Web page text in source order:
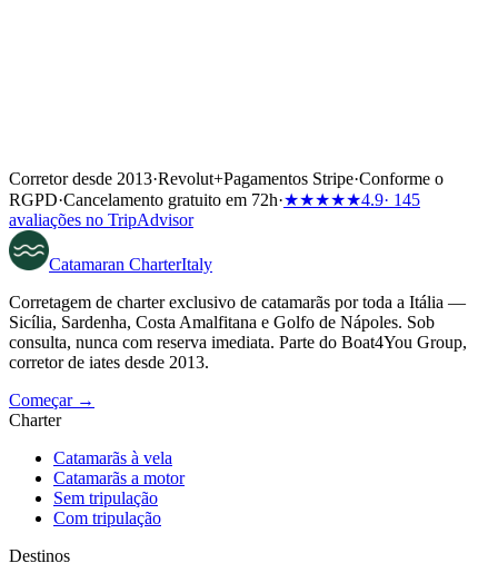
Corretor desde 2013·Revolut+Pagamentos Stripe·Conforme o
RGPD·Cancelamento gratuito em 72h·★★★★★4.9· 145
avaliações no TripAdvisor
Catamaran CharterItaly
Corretagem de charter exclusivo de catamarãs por toda a Itália —
Sicília, Sardenha, Costa Amalfitana e Golfo de Nápoles. Sob
consulta, nunca com reserva imediata. Parte do Boat4You Group,
corretor de iates desde 2013.
Começar →
Charter
Catamarãs à vela
Catamarãs a motor
Sem tripulação
Com tripulação
Destinos